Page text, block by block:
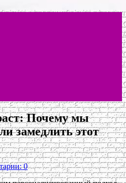
Почему мы
замедлить этот
0